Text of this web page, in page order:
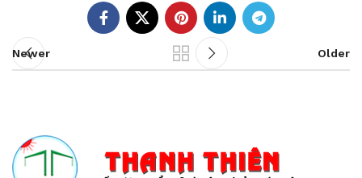
Newer Older